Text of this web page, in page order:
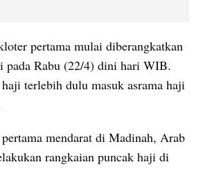
pertama mulai diberangkatkan
pada Rabu (22/4) dini hari WIB.
terlebih dulu masuk asrama haji
mendarat di Madinah, Arab
rangkaian puncak haji di